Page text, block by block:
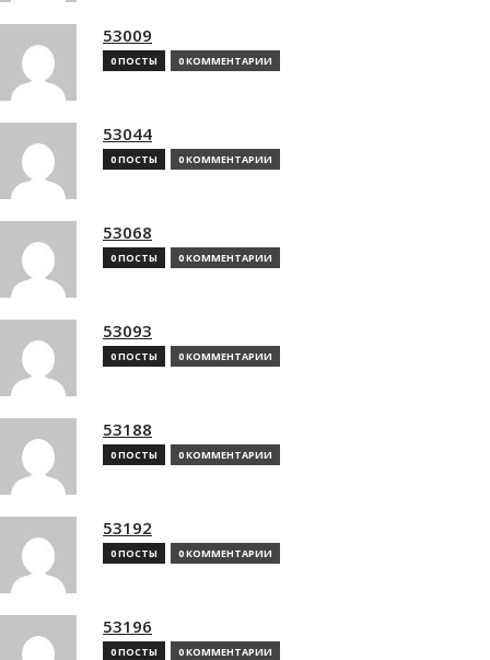
53009
0 ПОСТЫ 0 КОММЕНТАРИИ
53044
0 ПОСТЫ 0 КОММЕНТАРИИ
53068
0 ПОСТЫ 0 КОММЕНТАРИИ
53093
0 ПОСТЫ 0 КОММЕНТАРИИ
53188
0 ПОСТЫ 0 КОММЕНТАРИИ
53192
0 ПОСТЫ 0 КОММЕНТАРИИ
53196
0 ПОСТЫ 0 КОММЕНТАРИИ